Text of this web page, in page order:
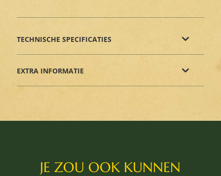
TECHNISCHE SPECIFICATIES
EXTRA INFORMATIE
JE ZOU OOK KUNNEN